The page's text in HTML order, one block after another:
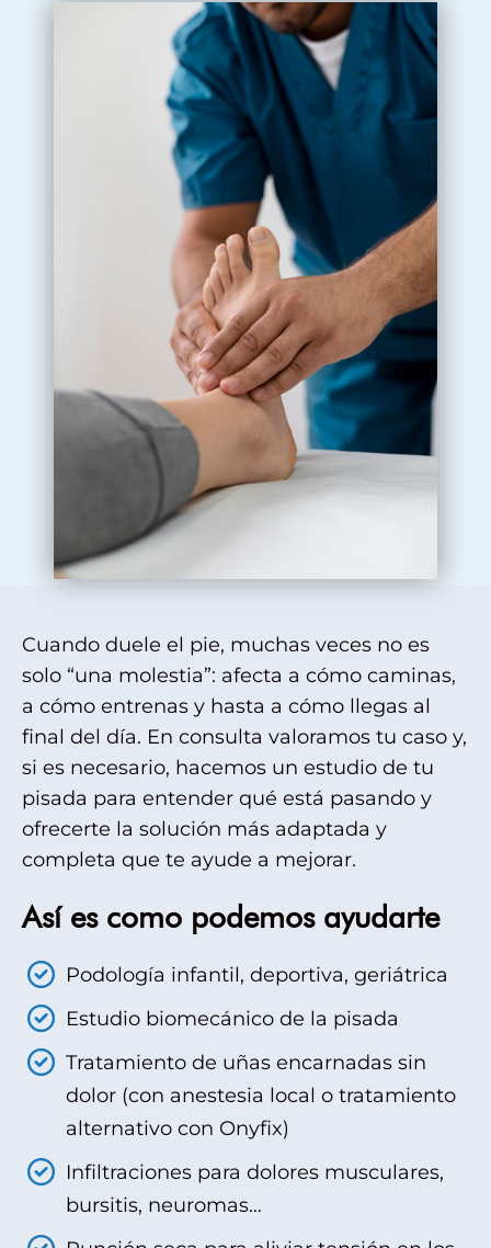
Cuando duele el pie, muchas veces no es
solo “una molestia”: afecta a cómo caminas,
a cómo entrenas y hasta a cómo llegas al
final del día. En consulta valoramos tu caso y,
si es necesario, hacemos un estudio de tu
pisada para entender qué está pasando y
ofrecerte la solución más adaptada y
completa que te ayude a mejorar.
Así es como podemos ayudarte
Podología infantil, deportiva, geriátrica
Estudio biomecánico de la pisada
Tratamiento de uñas encarnadas sin
dolor (con anestesia local o tratamiento
alternativo con Onyfix)
Infiltraciones para dolores musculares,
bursitis, neuromas…